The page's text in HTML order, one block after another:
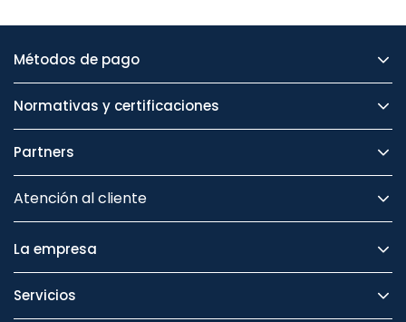
Métodos de pago
Normativas y certificaciones
Partners
Atención al cliente
La empresa
Servicios